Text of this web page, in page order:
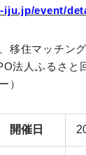
event/
移住マッチン
法人ふるさと
）
開催日